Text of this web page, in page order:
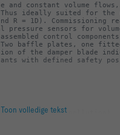
constant volume
ideally suited for
= 1D). Commissioning
sensors for
control
baffle plates, one
of the damper blade
with defined safety
Toon volledige tekst